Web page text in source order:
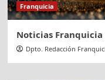
Franquicia
Noticias Franquicia
Dpto. Redacción